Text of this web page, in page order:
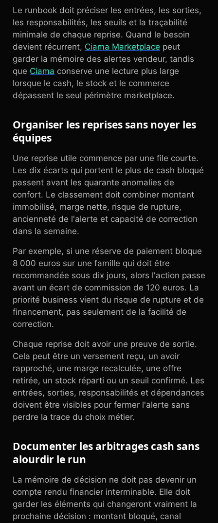
Le runbook doit préciser les entrées, les sorties,
les responsabilités, les seuils et la traçabilité
minimale de chaque reprise. Quand le besoin
devient récurrent, Ciama Marketplace peut
garder la mémoire des alertes vendeur, tandis
que Ciama conserve une lecture plus large
lorsque le cash, le stock et le commerce
dépassent le seul périmètre marketplace.
Organiser les reprises sans noyer les
équipes
Une reprise utile commence par une file courte.
Les dix écarts qui portent le plus de cash bloqué
passent avant les quarante anomalies de
confort. Le classement doit combiner montant
immobilisé, marge nette, risque de rupture,
ancienneté de l'alerte et capacité de correction
dans la semaine.
Par exemple, si une réserve de paiement bloque
8 000 euros sur une famille qui doit être
recommandée sous dix jours, alors l'action passe
avant un écart de commission de 120 euros. La
priorité business vient du risque de rupture et de
financement, pas seulement de la facilité de
correction.
Chaque reprise doit avoir une preuve de sortie.
Cela peut être un versement reçu, un avoir
rapproché, une marge recalculée, une offre
retirée, un stock réparti ou un seuil confirmé. Les
entrées, sorties, responsabilités et dépendances
doivent être visibles pour fermer l'alerte sans
perdre la trace du choix métier.
Documenter les arbitrages cash sans
alourdir le run
La mémoire de décision ne doit pas devenir un
compte rendu financier interminable. Elle doit
garder les éléments qui changeront vraiment la
prochaine décision : montant bloqué, canal